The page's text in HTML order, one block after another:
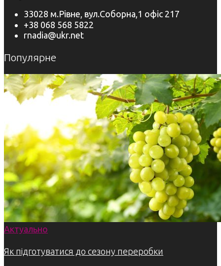
33028 м.Рівне, вул.Соборна,1 офіс 217
+38 068 568 5822
rnadia@ukr.net
Популярне
Актуально
Як підготуватися до сезону переробки